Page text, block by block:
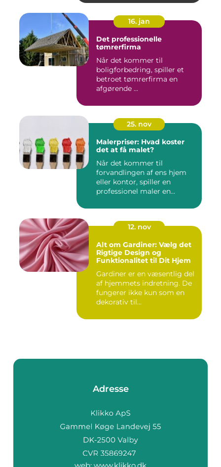
16. jan
Det professionelle
tømrerfirma
Når det kommer til
boligforbedring, spiller et
betroet tømrerfirma en
afgørende ...
25. nov
Malerpriser: Hvad koster
det at få malet?
Når det kommer til
forvandlingen af ens hjem
eller kontor, spiller en
professionel maler en
12. nov
Alt om Gardiner: Vælg det
Rigtige Design og
Funktionalitet til Dit Hjem
Gardiner er en væsentlig del
af hjemmets indretning. De
fungerer ikke kun som en
dekorativ til...
Adresse
web: www.klikko.dk